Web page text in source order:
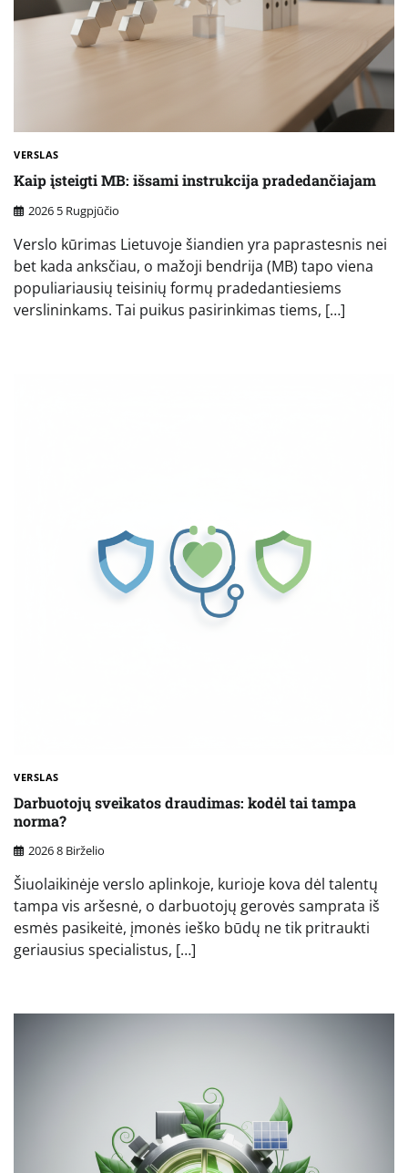
VERSLAS
Kaip įsteigti MB: išsami instrukcija pradedančiajam
2026 5 Rugpjūčio
Verslo kūrimas Lietuvoje šiandien yra paprastesnis nei
bet kada anksčiau, o mažoji bendrija (MB) tapo viena
populiariausių teisinių formų pradedantiesiems
verslininkams. Tai puikus pasirinkimas tiems, […]
VERSLAS
Darbuotojų sveikatos draudimas: kodėl tai tampa
norma?
2026 8 Birželio
Šiuolaikinėje verslo aplinkoje, kurioje kova dėl talentų
tampa vis aršesnė, o darbuotojų gerovės samprata iš
esmės pasikeitė, įmonės ieško būdų ne tik pritraukti
geriausius specialistus, […]